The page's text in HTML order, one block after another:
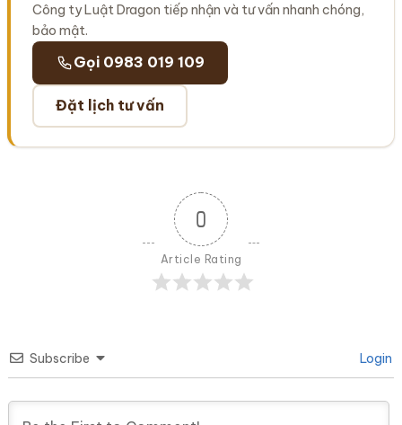
Công ty Luật Dragon tiếp nhận và tư vấn nhanh chóng,
bảo mật.
Gọi 0983 019 109
Đặt lịch tư vấn
0
Article Rating
Subscribe Login